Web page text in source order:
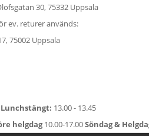
30, 75332 Uppsala
ev. returer används:
75002 Uppsala
Lunchstängt: 13.00 - 13.45
helgdag10.00-17.00Söndag &